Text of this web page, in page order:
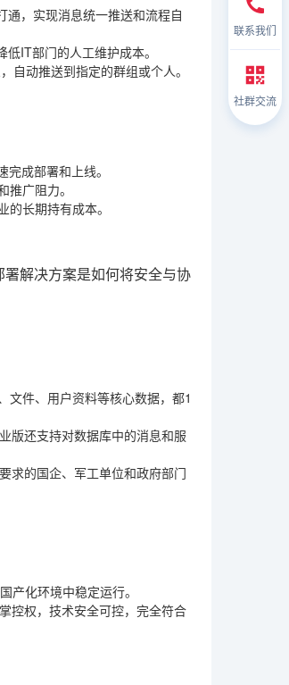
通，实现消息统一推送和流程自
IT部门的人工维护成本。
自动推送到指定的群组或个人。
成部署和上线。
广阻力。
长期持有成本。
解决方案是如何将安全与协
文件、用户资料等核心数据，都1
版还支持对数据库中的消息和服
求的国企、军工单位和政府部门
产化环境中稳定运行。
控权，技术安全可控，完全符合
联系我们
社群交流